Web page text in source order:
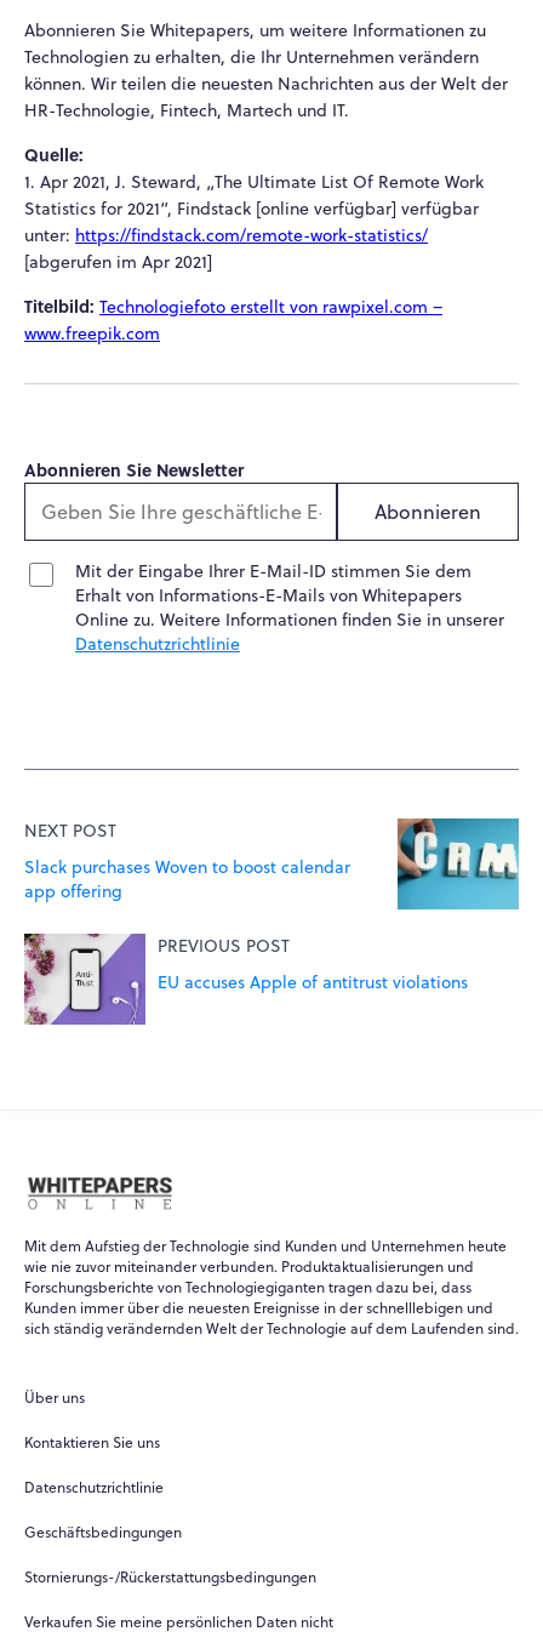
Abonnieren Sie Whitepapers, um weitere Informationen zu
Technologien zu erhalten, die Ihr Unternehmen verändern
können. Wir teilen die neuesten Nachrichten aus der Welt der
HR-Technologie, Fintech, Martech und IT.
Quelle:
1. Apr 2021, J. Steward, „The Ultimate List Of Remote Work
Statistics for 2021“, Findstack [online verfügbar] verfügbar
unter: https://findstack.com/remote-work-statistics/
[abgerufen im Apr 2021]
Titelbild: Technologiefoto erstellt von rawpixel.com –
www.freepik.com
Abonnieren Sie Newsletter
Abonnieren
Mit der Eingabe Ihrer E-Mail-ID stimmen Sie dem
Erhalt von Informations-E-Mails von Whitepapers
Online zu. Weitere Informationen finden Sie in unserer
Datenschutzrichtlinie
NEXT POST
Slack purchases Woven to boost calendar
app offering
PREVIOUS POST
EU accuses Apple of antitrust violations
Mit dem Aufstieg der Technologie sind Kunden und Unternehmen heute
wie nie zuvor miteinander verbunden. Produktaktualisierungen und
Forschungsberichte von Technologiegiganten tragen dazu bei, dass
Kunden immer über die neuesten Ereignisse in der schnelllebigen und
sich ständig verändernden Welt der Technologie auf dem Laufenden sind.
Über uns
Kontaktieren Sie uns
Datenschutzrichtlinie
Geschäftsbedingungen
Stornierungs-/Rückerstattungsbedingungen
Verkaufen Sie meine persönlichen Daten nicht
WPO ×
Hi there! 👋
Hi! How can I help you today?